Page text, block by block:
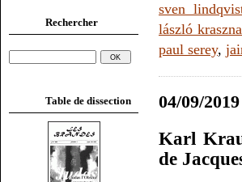
Rechercher
Table de dissection
sven
lászló
paul serey,
04/09/2019
Karl
de